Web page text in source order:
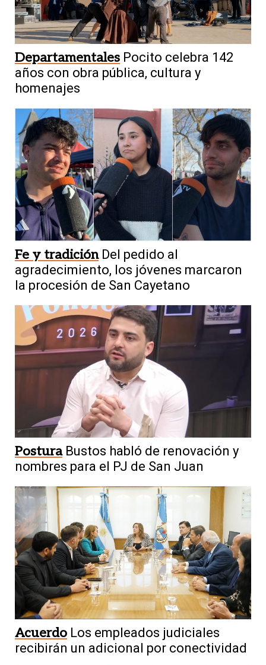
Departamentales Pocito celebra 142
años con obra pública, cultura y
homenajes
Fe y tradición Del pedido al
agradecimiento, los jóvenes marcaron
la procesión de San Cayetano
Postura Bustos habló de renovación y
nombres para el PJ de San Juan
Acuerdo Los empleados judiciales
recibirán un adicional por conectividad